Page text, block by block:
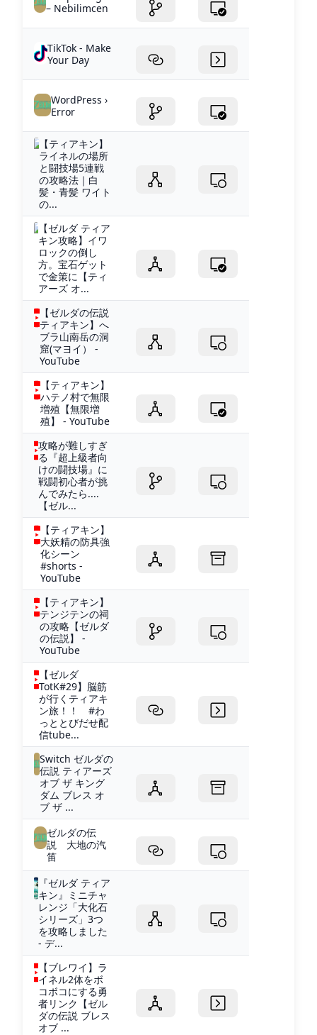
– Nebilimcen
TikTok - Make
Your Day
WordPress ›
Error
【ティアキン】
ライネルの場所
と闘技場5連戦
の攻略法｜白
髪・青髪 ワイト
の...
【ゼルダ ティア
キン攻略】イワ
ロックの倒し
方。宝石ゲット
で金策に【ティ
アーズ オ...
【ゼルダの伝説
ティアキン】へ
ブラ山南岳の洞
窟(マヨイ） -
YouTube
【ティアキン】
ハテノ村で無限
増殖【無限増
殖】 - YouTube
攻略が難しすぎ
る『超上級者向
けの闘技場』に
戦闘初心者が挑
んでみたら....
【ゼル...
【ティアキン】
大妖精の防具強
化シーン
#shorts -
YouTube
【ティアキン】
テンジテンの祠
の攻略【ゼルダ
の伝説】 -
YouTube
【ゼルダ
TotK#29】脳筋
が行くティアキ
ン旅！！ #わ
っととびだせ配
信tube...
Switch ゼルダの
伝説 ティアーズ
オブ ザ キング
ダム ブレス オ
ブ ザ ...
ゼルダの伝
説 大地の汽
笛
『ゼルダ ティア
キン』ミニチャ
レンジ「大化石
シリーズ」3つ
を攻略しました
- デ...
【ブレワイ】ラ
イネル2体をボ
コボコにする勇
者リンク【ゼル
ダの伝説 ブレス
オブ ...